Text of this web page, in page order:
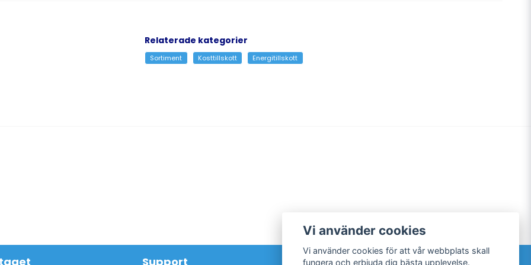
Relaterade kategorier
Sortiment Kosttillskott Energitillskott
Support Sociala medier
Vi använder cookies
Vi använder cookies för att vår webbplats skall
fungera och erbjuda dig bästa upplevelse.